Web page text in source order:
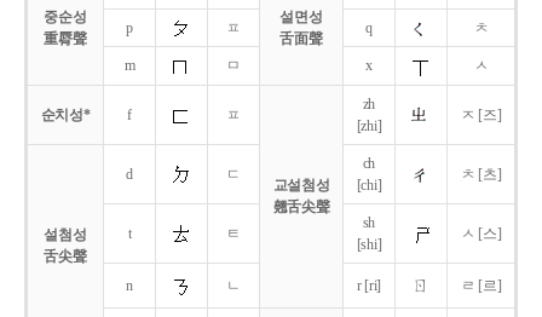
중순성
重脣聲
설면성
舌面聲
p ㅍ q ㅊ
m ㅁ x ㅅ
순치성* f ㅍ
교설첨성
翹舌尖聲
zh
[zhi]
ㅈ [즈]
설첨성
舌尖聲
d ㄷ
ch
[chi]
ㅊ [츠]
t ㅌ
sh
[shi]
ㅅ [스]
n ㄴ r [ri] ㄖ ㄹ [르]